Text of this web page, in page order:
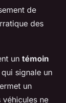
de
des
un témoin
signale un
un
ne